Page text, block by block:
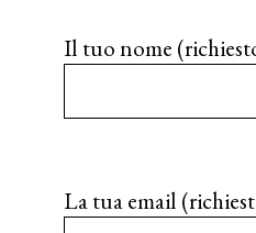
Il tuo nome
La tua email